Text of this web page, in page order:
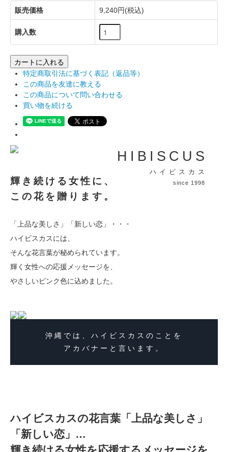
販売価格 9,240円(税込)
購入数
カートに入れる
特定商取引法に基づく表記（返品等）
この商品を友達に教える
この商品について問い合わせる
買い物を続ける
HIBISCUS
ハイビスカス
since 1998
輝き続ける女性に、
この花を贈ります。
「上品な美しさ」「新しい恋」・・・
ハイビスカスには、
そんな花言葉が秘められています。
輝く女性への応援メッセージを、
やさしいピンク色に込めました。
沖縄では、ハイビスカスのことを
アカバナーと言います。
ハイビスカスの花言葉「上品な美しさ」
「新しい恋」…